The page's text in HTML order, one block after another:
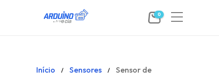
0
Início / Sensores /
Sensor de